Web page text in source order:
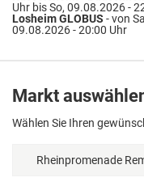
Uhr bis So, 09.08.2026 -
Losheim GLOBUS - von
09.08.2026 - 20:00 Uhr
Markt
Wählen Sie Ihren